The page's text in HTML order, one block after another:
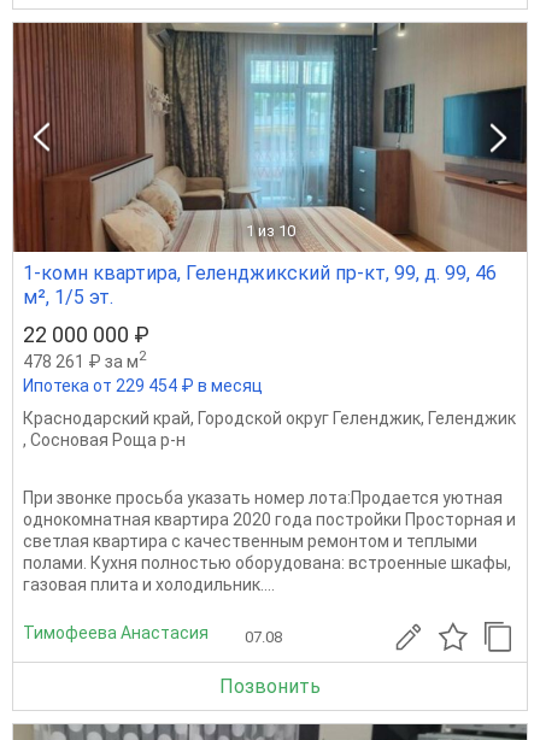
1 из 10
1-комн квартира, Геленджикский пр-кт, 99, д. 99, 46
м², 1/5 эт.
22 000 000 ₽
478 261 ₽ за м2
Ипотека от 229 454 ₽ в месяц
Краснодарский край, Городской округ Геленджик, Геленджик
, Сосновая Роща р-н
При звонке просьба указать номер лота:Продается уютная
однокомнатная квартира 2020 года постройки Просторная и
светлая квартира с качественным ремонтом и теплыми
полами. Кухня полностью оборудована: встроенные шкафы,
газовая плита и холодильник....
Тимофеева Анастасия 07.08
Позвонить